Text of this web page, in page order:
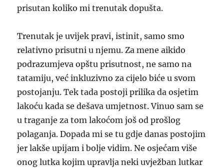
prisutan koliko mi trenutak dopušta.
Trenutak je uvijek pravi, istinit, samo smo
relativno prisutni u njemu. Za mene aikido
podrazumjeva opštu prisutnost, ne samo na
tatamiju, već inkluzivno za cijelo biće u svom
postojanju. Tek tada postoji prilika da osjetim
lakoću kada se dešava umjetnost. Vinuo sam se
u traganje za tom lakoćom još od prošlog
polaganja. Dopada mi se tu gdje danas postojim
jer lakše upijam i bolje vidim. Ne osjećam više
onog lutka kojim upravlja neki uvježban lutkar